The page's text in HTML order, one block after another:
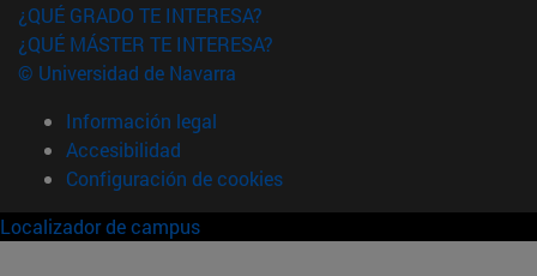
¿QUÉ GRADO TE INTERESA?
¿QUÉ MÁSTER TE INTERESA?
© Universidad de Navarra
Información legal
Accesibilidad
Configuración de cookies
Localizador de campus